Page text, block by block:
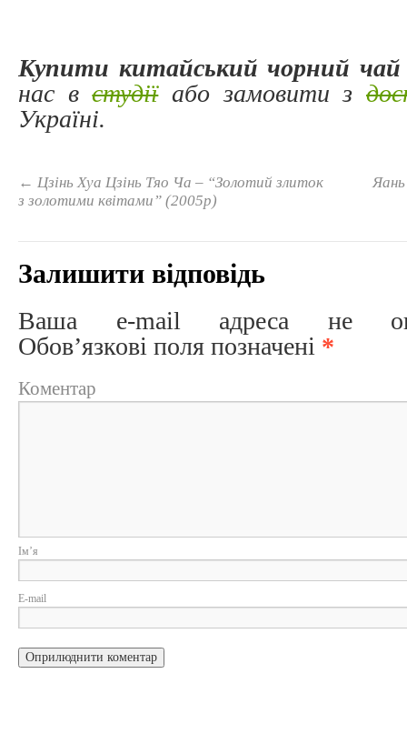
Купити китайський чорний чай
нас встудіїабо замовити з
Україні.
← Цзінь Хуа Цзінь Тяо Ча – “Золотий злиток
з золотими квітами” (2005р)
Залишити відповідь
Ваша e-mail адреса не
Обов’язкові поля позначені *
Коментар
E-